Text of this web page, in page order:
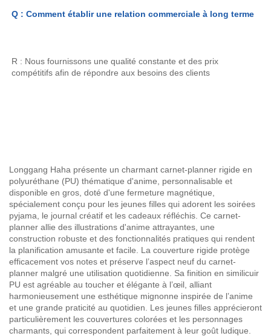
Q : Comment établir une relation commerciale à long terme
R : Nous fournissons une qualité constante et des prix
compétitifs afin de répondre aux besoins des clients
Longgang Haha présente un charmant carnet-planner rigide en
polyuréthane (PU) thématique d'anime, personnalisable et
disponible en gros, doté d'une fermeture magnétique,
spécialement conçu pour les jeunes filles qui adorent les soirées
pyjama, le journal créatif et les cadeaux réfléchis. Ce carnet-
planner allie des illustrations d'anime attrayantes, une
construction robuste et des fonctionnalités pratiques qui rendent
la planification amusante et facile. La couverture rigide protège
efficacement vos notes et préserve l’aspect neuf du carnet-
planner malgré une utilisation quotidienne. Sa finition en similicuir
PU est agréable au toucher et élégante à l’œil, alliant
harmonieusement une esthétique mignonne inspirée de l’anime
et une grande praticité au quotidien. Les jeunes filles apprécieront
particulièrement les couvertures colorées et les personnages
charmants, qui correspondent parfaitement à leur goût ludique.